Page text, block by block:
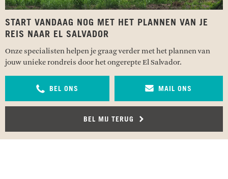
START VANDAAG NOG MET HET PLANNEN VAN JE
REIS NAAR EL SALVADOR
Onze specialisten helpen je graag verder met het plannen van
jouw unieke rondreis door het ongerepte El Salvador.
BEL ONS MAIL ONS
BEL MIJ TERUG